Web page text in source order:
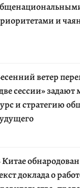
и
ветер
сессии»
и стратегию
доклада о